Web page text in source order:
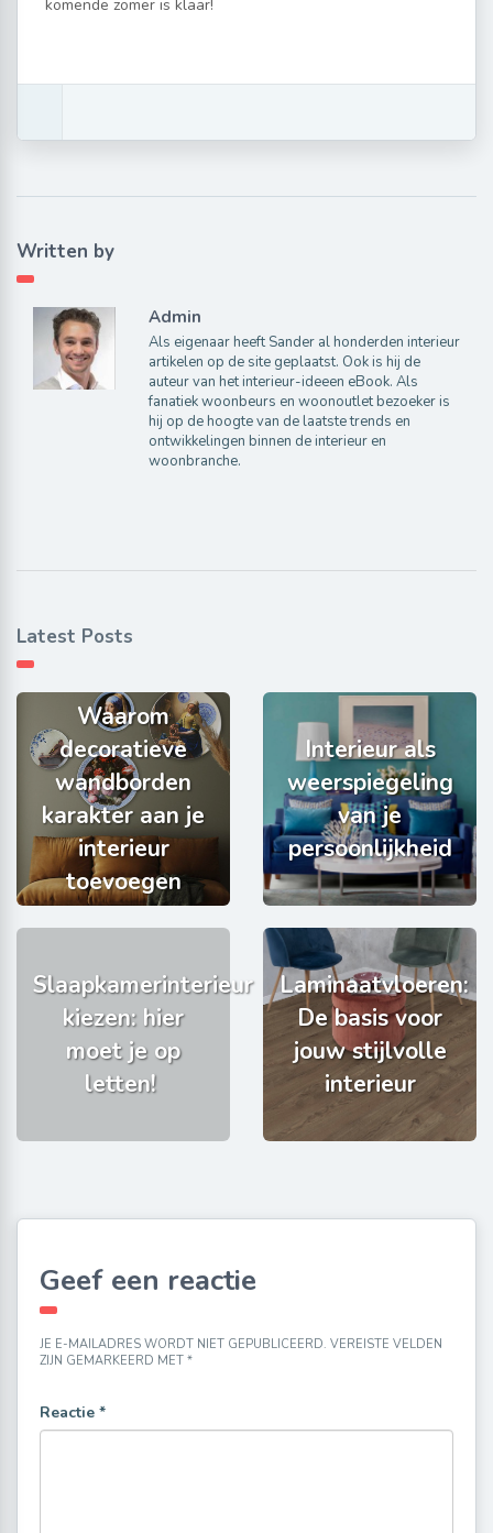
komende zomer is klaar!
Written by
Admin
Als eigenaar heeft Sander al honderden interieur
artikelen op de site geplaatst. Ook is hij de
auteur van het interieur-ideeen eBook. Als
fanatiek woonbeurs en woonoutlet bezoeker is
hij op de hoogte van de laatste trends en
ontwikkelingen binnen de interieur en
woonbranche.
Latest Posts
Waarom
decoratieve
wandborden
karakter aan je
interieur
toevoegen
Interieur als
weerspiegeling
van je
persoonlijkheid
Slaapkamerinterieur
kiezen: hier
moet je op
letten!
Laminaatvloeren:
De basis voor
jouw stijlvolle
interieur
Geef een reactie
JE E-MAILADRES WORDT NIET GEPUBLICEERD. VEREISTE VELDEN
ZIJN GEMARKEERD MET *
Reactie *